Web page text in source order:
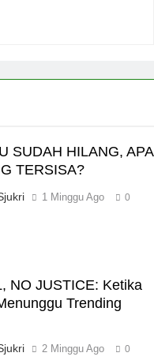
SUDAH HILANG, APA
TERSISA?
1 Minggu Ago 0
NO JUSTICE: Ketika
Trending
2 Minggu Ago 0